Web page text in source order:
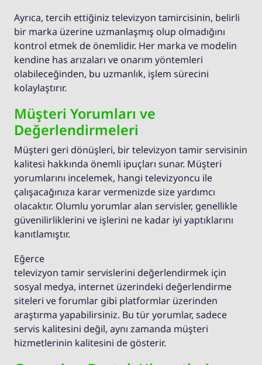
Ayrıca, tercih ettiğiniz televizyon tamircisinin, belirli
bir marka üzerine uzmanlaşmış olup olmadığını
kontrol etmek de önemlidir. Her marka ve modelin
kendine has arızaları ve onarım yöntemleri
olabileceğinden, bu uzmanlık, işlem sürecini
kolaylaştırır.
Müşteri Yorumları ve
Değerlendirmeleri
Müşteri geri dönüşleri, bir televizyon tamir servisinin
kalitesi hakkında önemli ipuçları sunar. Müşteri
yorumlarını incelemek, hangi televizyoncu ile
çalışacağınıza karar vermenizde size yardımcı
olacaktır. Olumlu yorumlar alan servisler, genellikle
güvenilirliklerini ve işlerini ne kadar iyi yaptıklarını
kanıtlamıştır.
Eğerce
televizyon tamir servislerini değerlendirmek için
sosyal medya, internet üzerindeki değerlendirme
siteleri ve forumlar gibi platformlar üzerinden
araştırma yapabilirsiniz. Bu tür yorumlar, sadece
servis kalitesini değil, aynı zamanda müşteri
hizmetlerinin kalitesini de gösterir.